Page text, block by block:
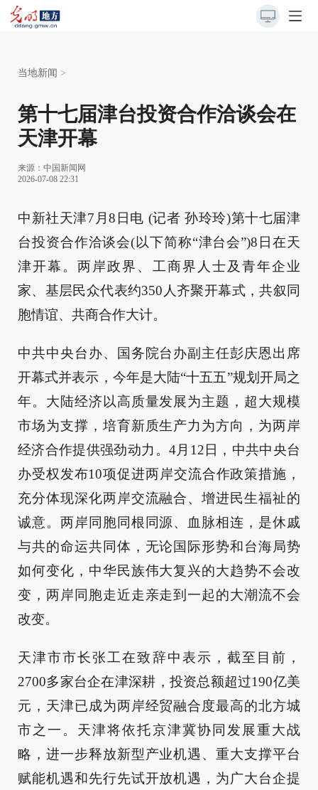
当地新闻 >
第十七届津台投资合作洽谈会在
天津开幕
来源： 中国新闻网
2026-07-08 22:31
中新社天津7月8日电 (记者 孙玲玲)第十七届津
台投资合作洽谈会(以下简称“津台会”)8日在天
津开幕。两岸政界、工商界人士及青年企业
家、基层民众代表约350人齐聚开幕式，共叙同
胞情谊、共商合作大计。
中共中央台办、国务院台办副主任彭庆恩出席
开幕式并表示，今年是大陆“十五五”规划开局之
年。大陆经济以高质量发展为主题，超大规模
市场为支撑，培育新质生产力为方向，为两岸
经济合作提供强劲动力。4月12日，中共中央台
办受权发布10项促进两岸交流合作政策措施，
充分体现深化两岸交流融合、增进民生福祉的
诚意。两岸同胞同根同源、血脉相连，是休戚
与共的命运共同体，无论国际形势和台海局势
如何变化，中华民族伟大复兴的大趋势不会改
变，两岸同胞走近走亲走到一起的大潮流不会
改变。
天津市市长张工在致辞中表示，截至目前，
2700多家台企在津深耕，投资总额超过190亿美
元，天津已成为两岸经贸融合度最高的北方城
市之一。天津将依托京津冀协同发展重大战
略，进一步释放新型产业机遇、重大支撑平台
赋能机遇和先行先试开放机遇，为广大台企提